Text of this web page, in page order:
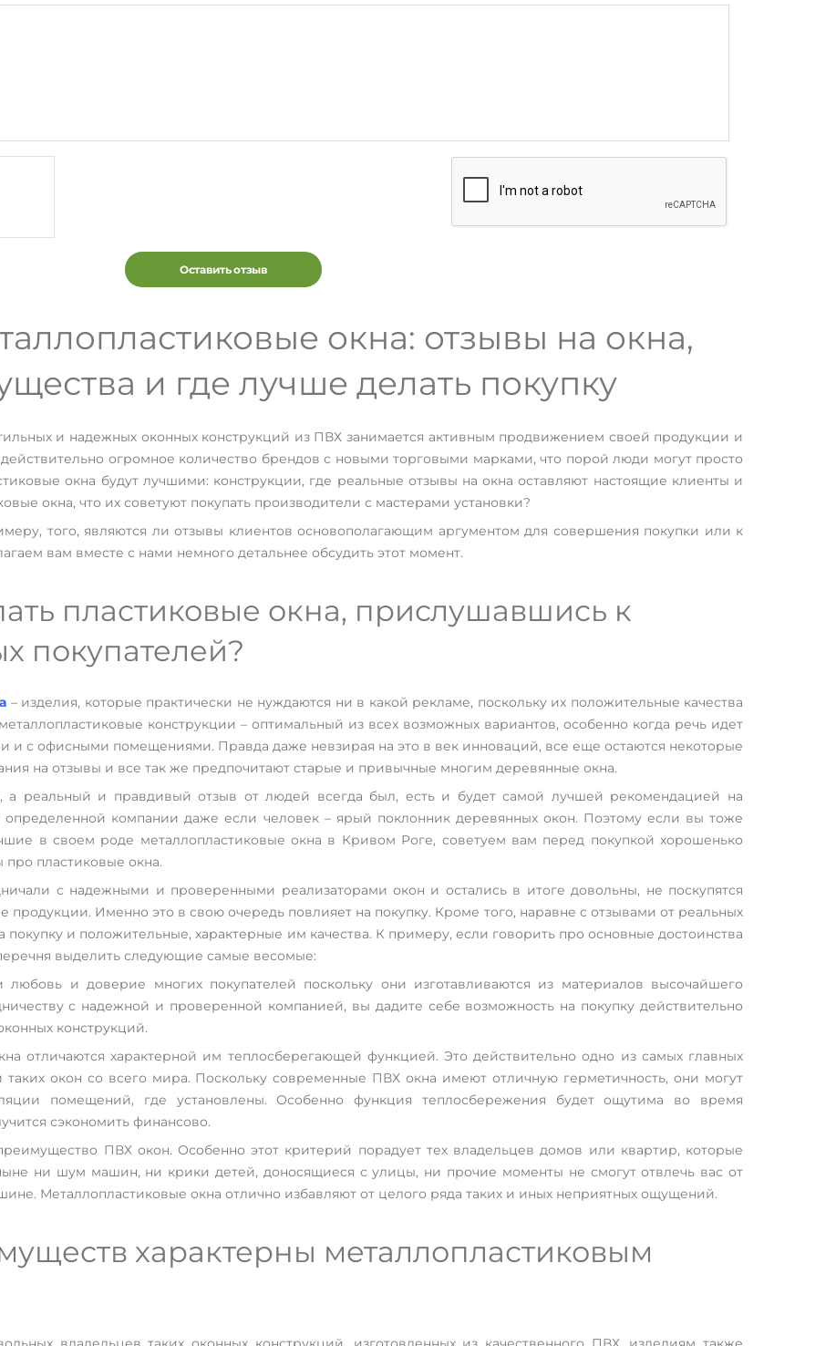
Оставить отзыв
окна: отзывы на окна,
и где лучше делать покупку
и надежных оконных конструкций из ПВХ занимается активным продвижением своей продукции и
огромное количество брендов с новыми торговыми марками, что порой люди могут просто
окна будут лучшими: конструкции, где реальные отзывы на окна оставляют настоящие клиенты и
окна, что их советуют покупать производители с мастерами установки?
того, являются ли отзывы клиентов основополагающим аргументом для совершения покупки или к
вам вместе с нами немного детальнее обсудить этот момент.
пластиковые окна, прислушавшись к
покупателей?
– изделия, которые практически не нуждаются ни в какой рекламе, поскольку их положительные качества
конструкции – оптимальный из всех возможных вариантов, особенно когда речь идет
и с офисными помещениями. Правда даже невзирая на это в век инноваций, все еще остаются некоторые
на отзывы и все так же предпочитают старые и привычные многим деревянные окна.
реальный и правдивый отзыв от людей всегда был, есть и будет самой лучшей рекомендацией на
компании даже если человек – ярый поклонник деревянных окон. Поэтому если вы тоже
в своем роде металлопластиковые окна в Кривом Роге, советуем вам перед покупкой хорошенько
про пластиковые окна.
с надежными и проверенными реализаторами окон и остались в итоге довольны, не поскупятся
продукции. Именно это в свою очередь повлияет на покупку. Кроме того, наравне с отзывами от реальных
покупку и положительные, характерные им качества. К примеру, если говорить про основные достоинства
выделить следующие самые весомые:
любовь и доверие многих покупателей поскольку они изготавливаются из материалов высочайшего
с надежной и проверенной компанией, вы дадите себе возможность на покупку действительно
конструкций.
отличаются характерной им теплосберегающей функцией. Это действительно одно из самых главных
таких окон со всего мира. Поскольку современные ПВХ окна имеют отличную герметичность, они могут
помещений, где установлены. Особенно функция теплосбережения будет ощутима во время
сэкономить финансово.
ПВХ окон. Особенно этот критерий порадует тех владельцев домов или квартир, которые
ни шум машин, ни крики детей, доносящиеся с улицы, ни прочие моменты не смогут отвлечь вас от
Металлопластиковые окна отлично избавляют от целого ряда таких и иных неприятных ощущений.
характерны металлопластиковым